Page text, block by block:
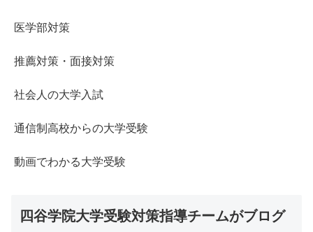
医学部対策
推薦対策・面接対策
社会人の大学入試
通信制高校からの大学受験
動画でわかる大学受験
四谷学院大学受験対策指導チームがブログ